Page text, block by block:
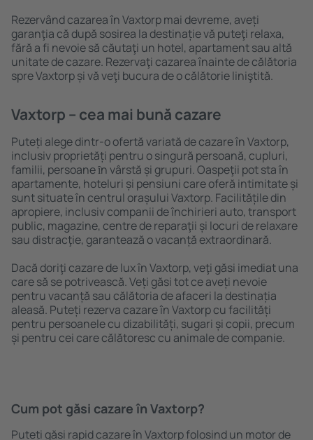
Rezervând cazarea în Vaxtorp mai devreme, aveți
garanţia că după sosirea la destinație vă puteţi relaxa,
fără a fi nevoie să căutaţi un hotel, apartament sau altă
unitate de cazare. Rezervaţi cazarea înainte de călătoria
spre Vaxtorp și vă veţi bucura de o călătorie liniştită.
Vaxtorp – cea mai bună cazare
Puteți alege dintr-o ofertă variată de cazare în Vaxtorp,
inclusiv proprietăți pentru o singură persoană, cupluri,
familii, persoane ȋn vârstă și grupuri. Oaspeţii pot sta în
apartamente, hoteluri și pensiuni care oferă intimitate și
sunt situate în centrul orașului Vaxtorp. Facilitățile din
apropiere, inclusiv companii de închirieri auto, transport
public, magazine, centre de reparaţii și locuri de relaxare
sau distracţie, garantează o vacanță extraordinară.
Dacă doriţi cazare de lux în Vaxtorp, veţi găsi imediat una
care să se potrivească. Veți găsi tot ce aveți nevoie
pentru vacanță sau călătoria de afaceri la destinația
aleasă. Puteți rezerva cazare în Vaxtorp cu facilități
pentru persoanele cu dizabilități, sugari și copii, precum
și pentru cei care călătoresc cu animale de companie.
Cum pot găsi cazare în Vaxtorp?
Puteți găsi rapid cazare în Vaxtorp folosind un motor de